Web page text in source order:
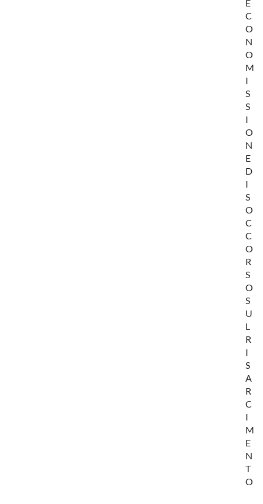
E
C
O
N
O
M
I
S
S
I
O
N
E
D
I
S
O
C
C
O
R
S
O
S
U
L
R
I
S
A
R
C
I
M
E
N
T
O